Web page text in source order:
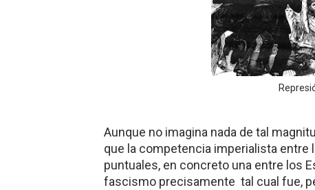
Aunque no imagina nada de tal
que la competencia imperialista
puntuales, en concreto una entre los
fascismo precisamente tal cual fue,